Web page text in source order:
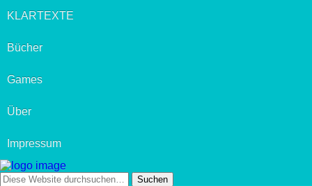
KLARTEXTE
Bücher
Games
Über
Impressum